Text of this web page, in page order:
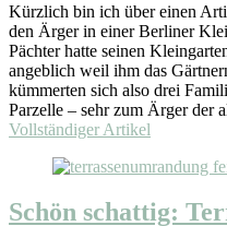
Kürzlich bin ich über einen
den Ärger in einer Berliner
Pächter hatte seinen
angeblich weil ihm das
kümmerten sich also drei
Parzelle – sehr zum Ärger der
Vollständiger Artikel
Schön schattig: